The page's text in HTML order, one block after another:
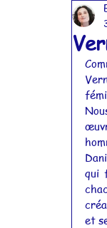
qui
et